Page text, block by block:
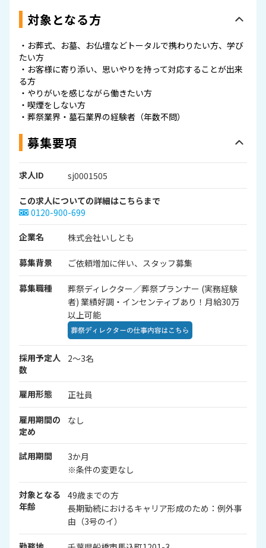
対象となる方
・お葬式、お墓、お仏壇などトータルで携わりたい方、学び
たい方
・お客様に寄り添い、思いやりを持って対応することが出来
る方
・やりがいを感じながら働きたい方
・喫煙をしない方
・葬祭業界・墓石業界の経験者（年数不問）
募集要項
求人ID sj0001505
この求人についての詳細はこちらまで
0120-900-699
企業名 株式会社いしとも
募集背景 ご依頼増加に伴い、スタッフ募集
募集職種
葬祭ディレクター／葬祭プランナー (実務経験
者) 業績好調・インセンティブあり！月給30万
以上可能
採用予定人
数
2～3名
雇用形態 正社員
雇用期間の
定め
なし
試用期間
3か月
※条件の変更なし
対象となる
年齢
49歳までの方
長期勤続におけるキャリア形成のため：例外事
由（3号のイ）